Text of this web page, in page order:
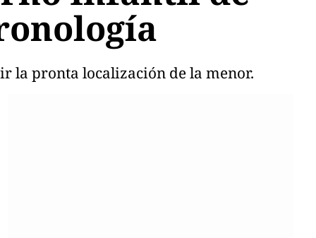
la pronta localización de la menor.